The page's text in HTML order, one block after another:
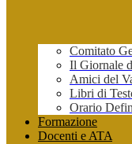
Comitato
Il Giornale
Amici del
Libri di
Orario
Formazione
Docenti e ATA